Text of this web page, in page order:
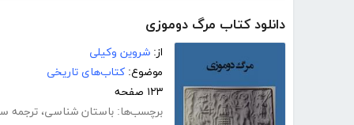
دانلود کتاب مرگ دوموزی
از: شروین وکیلی
موضوع: کتاب‌های تاریخی
۱۲۳ صفحه
برچسب‌ها: باستان شناسی، ترجمه